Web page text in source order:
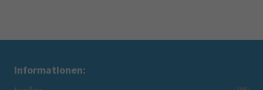
Informationen: